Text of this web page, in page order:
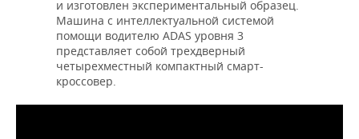
и изготовлен экспериментальный образец.
Машина с интеллектуальной системой
помощи водителю ADAS уровня 3
представляет собой трехдверный
четырехместный компактный смарт-
кроссовер.